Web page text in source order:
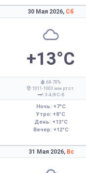
30 Мая 2026, Сб
+13°C
: 68-70%
: 1011-1003 мм рт.ст.
: 3-4,
С-В
Ночь: +7°C
Утро: +8°C
День: +13°C
Вечер: +12°C
31 Мая 2026, Вс